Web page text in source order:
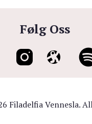
Følg Oss
Filadelfia Vennesla.